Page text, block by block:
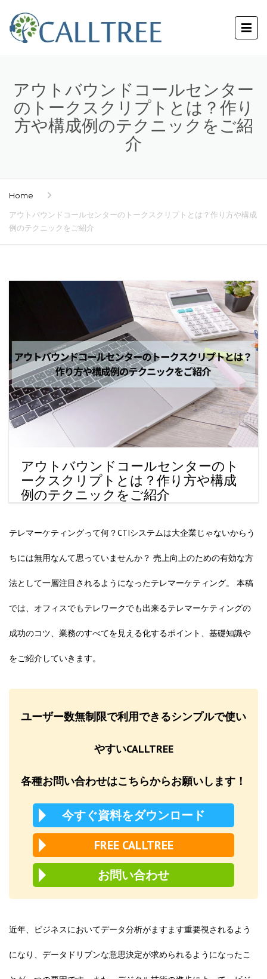
アウトバウンドコールセンター
のトークスクリプトとは？作り
方や構成例のテクニックをご紹
介
Home
アウトバウンドコールセンターのトークスクリプトとは？作り方や構成
例のテクニックをご紹介
アウトバウンドコールセンターのト
ークスクリプトとは？作り方や構成
例のテクニックをご紹介
テレマーケティングって何？CTIシステムは大企業じゃないからう
ちには無用なんて思っていませんか？ 売上向上のための有効な方
法として一層注目されるようになったテレマーケティング。 本稿
では、オフィスでもテレワークでも出来るテレマーケティングの
成功のコツ、業務のすべてを見える化するポイント、基礎知識や
をご紹介していきます。
ユーザー数無制限で利用できるシンプルで使い
やすいCALLTREE
各種お問い合わせはこちらからお願いします！
今すぐ資料をダウンロード
FREE CALLTREE
お問い合わせ
近年、ビジネスにおいてデータ分析がますます重要視されるよう
になり、データドリブンな意思決定が求められるようになったこ